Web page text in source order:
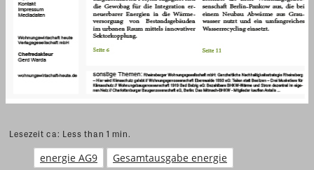
Lesezeit ca: Less than 1 min.
energie AG9 Gesamtausgabe energie